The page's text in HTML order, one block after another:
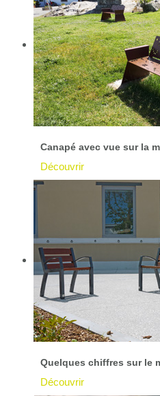
Canapé avec vue sur la
Découvrir
Quelques chiffres sur le
Découvrir